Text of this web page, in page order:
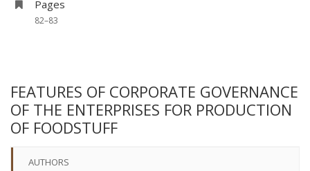
Pages
82–83
FEATURES OF CORPORATE GOVERNANCE
OF THE ENTERPRISES FOR PRODUCTION
OF FOODSTUFF
AUTHORS